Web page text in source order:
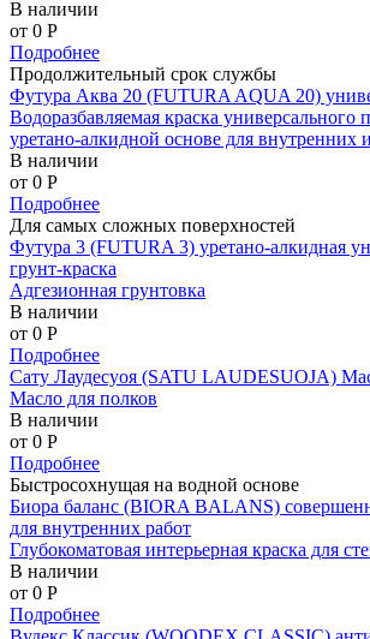
В наличии
от 0 P
Подробнее
Продолжительный срок службы
Футура Аква 20 (FUTURA AQUA 20)
Водоразбавляемая краска универсального
уретано-алкидной основе для внутренних
В наличии
от 0 P
Подробнее
Для самых сложных поверхностей
Футура 3 (FUTURA 3) уретано-алкидная
грунт-краска
Адгезионная грунтовка
В наличии
от 0 P
Подробнее
Сату Лаудесуоя (SATU LAUDESUOJA)
Масло для полков
В наличии
от 0 P
Подробнее
Быстросохнущая на водной основе
Биора баланс (BIORA BALANS)
для внутренних работ
Глубокоматовая интерьерная краска для
В наличии
от 0 P
Подробнее